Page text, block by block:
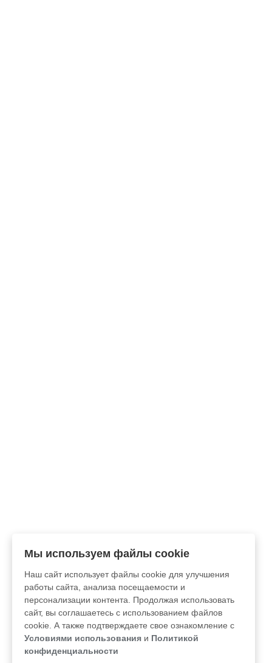
Мы используем файлы cookie
Наш сайт использует файлы cookie для улучшения
работы сайта, анализа посещаемости и
персонализации контента. Продолжая использовать
сайт, вы соглашаетесь с использованием файлов
cookie. А также подтверждаете свое ознакомление с
Условиями использования и Политикой
конфиденциальности